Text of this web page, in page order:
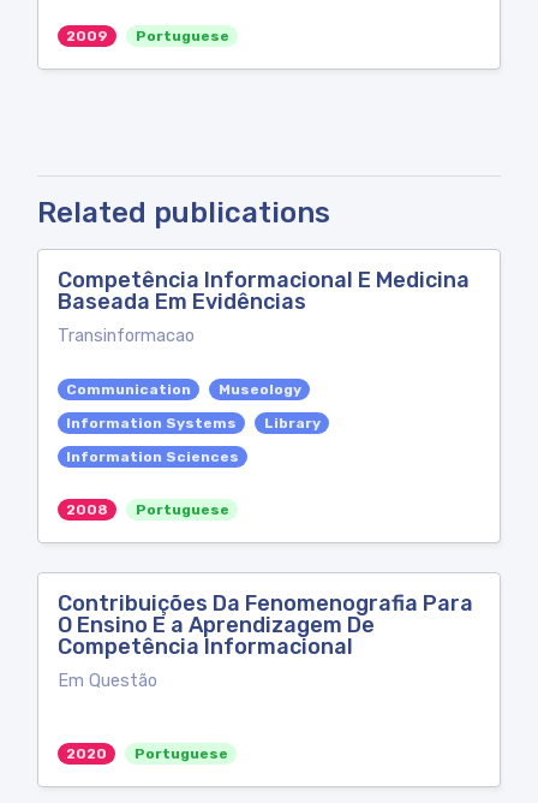
2009 Portuguese
Related publications
Competência Informacional E Medicina
Baseada Em Evidências
Transinformacao
Communication
Museology
Information Systems
Library
Information Sciences
2008 Portuguese
Contribuições Da Fenomenografia Para
O Ensino E a Aprendizagem De
Competência Informacional
Em Questão
2020 Portuguese